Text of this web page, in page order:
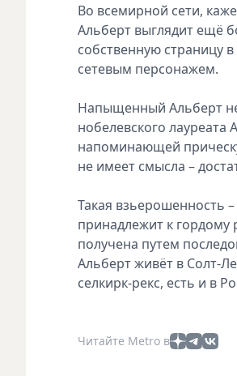
Во всемирной сети,
Альберт выглядит ещё
собственную страницу
сетевым персонажем.
Напыщенный Альберт не
нобелевского
напоминающей
не имеет смысла –
Такая взьерошенность
принадлежит к гордому
получена путем
Альберт живёт в Солт-
селкирк-рекс, есть и в
Читайте Metro в